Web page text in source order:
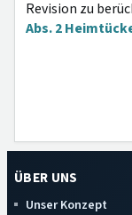
Revision zu
Abs. 2
ÜBER UNS
Unser Konzept